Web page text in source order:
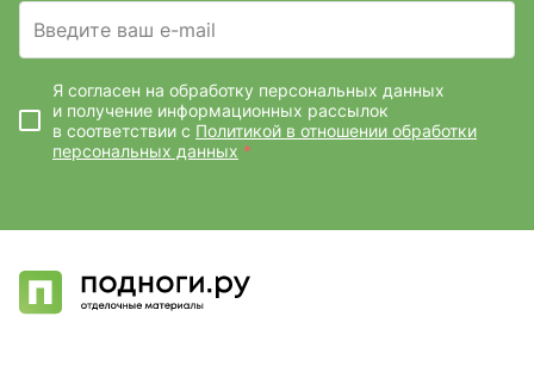
Введите ваш e-mail
Я согласен на обработку персональных данных
и получение информационных рассылок
в соответствии с Политикой в отношении обработки
персональных данных *